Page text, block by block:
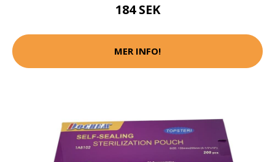
184 SEK
MER INFO!